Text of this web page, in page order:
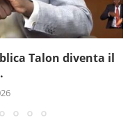
Talon diventa il